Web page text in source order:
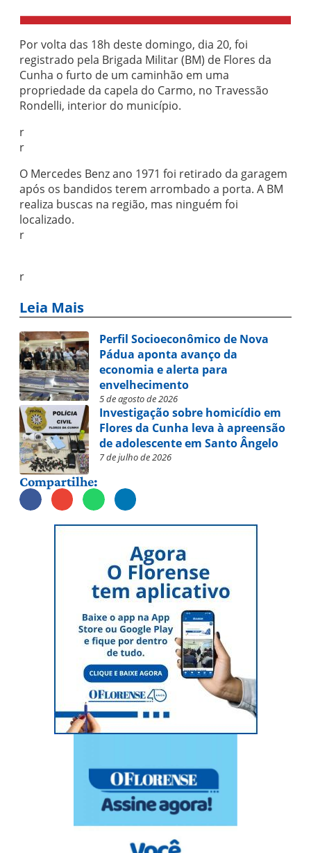
Por volta das 18h deste domingo, dia 20, foi
registrado pela Brigada Militar (BM) de Flores da
Cunha o furto de um caminhão em uma
propriedade da capela do Carmo, no Travessão
Rondelli, interior do município.
r
r
O Mercedes Benz ano 1971 foi retirado da garagem
após os bandidos terem arrombado a porta. A BM
realiza buscas na região, mas ninguém foi
localizado.
r
r
Leia Mais
Perfil Socioeconômico de Nova
Pádua aponta avanço da
economia e alerta para
envelhecimento
5 de agosto de 2026
Investigação sobre homicídio em
Flores da Cunha leva à apreensão
de adolescente em Santo Ângelo
7 de julho de 2026
Compartilhe: